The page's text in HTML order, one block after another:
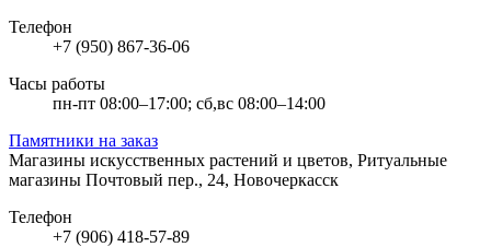
Телефон
+7 (950) 867-36-06
Часы работы
пн-пт 08:00–17:00; сб,вс 08:00–14:00
Памятники на заказ
Магазины искусственных растений и цветов, Ритуальные
магазины Почтовый пер., 24, Новочеркасск
Телефон
+7 (906) 418-57-89